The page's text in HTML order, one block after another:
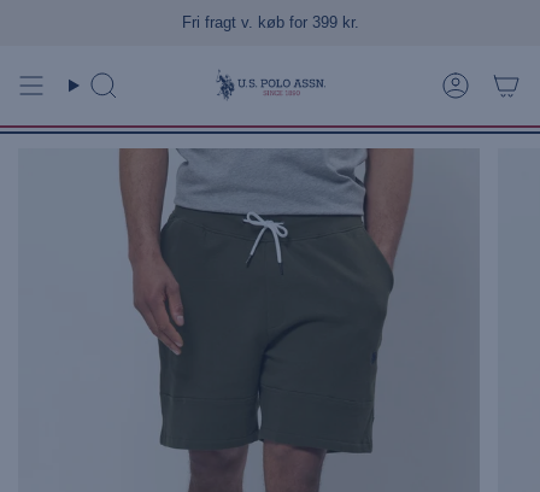
Fri fragt v. køb for 399 kr.
Levering 1-3 hverdage
Søg Konto